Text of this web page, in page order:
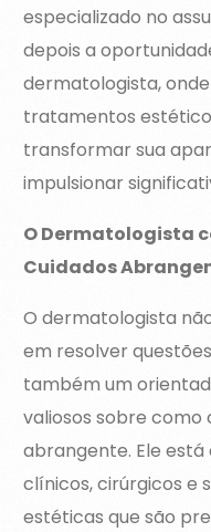
especializado no
depois a
dermatologista,
tratamentos
transformar sua
impulsionar
O Dermatologista
Cuidados
O dermatologista
em resolver
também um
valiosos sobre como
abrangente. Ele
clínicos, cirúrgicos e
estéticas que são